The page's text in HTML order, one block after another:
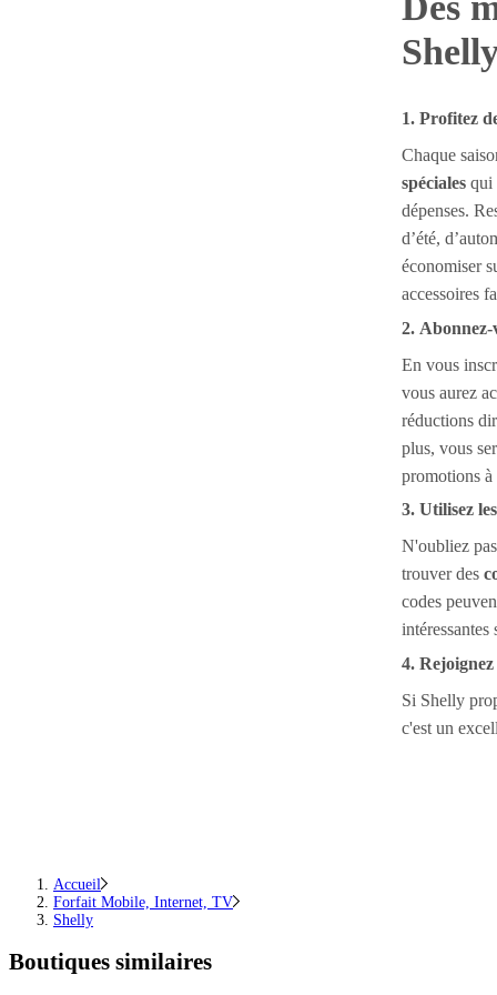
1. Profitez
Chaque
spéciales qui
dépenses.
d’été,
économiser
accessoires
2. Abonnez-
En vous
vous aurez
réductions
plus, vous
promotions à
3. Utilisez
N'oubliez
trouver des
codes
4.
Si Shelly
c'est un
Accueil
Forfait Mobile, Internet, TV
Shelly
Boutiques similaires